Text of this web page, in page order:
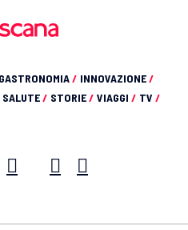
/ INNOVAZIONE/
SALUTE/ STORIE/ VIAGGI / TV /